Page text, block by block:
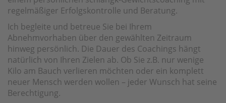
regelmäßiger Erfolgskontrolle und Beratung.
Ich begleite und betreue Sie bei Ihrem
Abnehmvorhaben über den gewählten Zeitraum
hinweg persönlich. Die Dauer des Coachings hängt
natürlich von Ihren Zielen ab. Ob Sie z.B. nur wenige
Kilo am Bauch verlieren möchten oder ein komplett
neuer Mensch werden wollen – jeder Wunsch hat seine
Berechtigung.